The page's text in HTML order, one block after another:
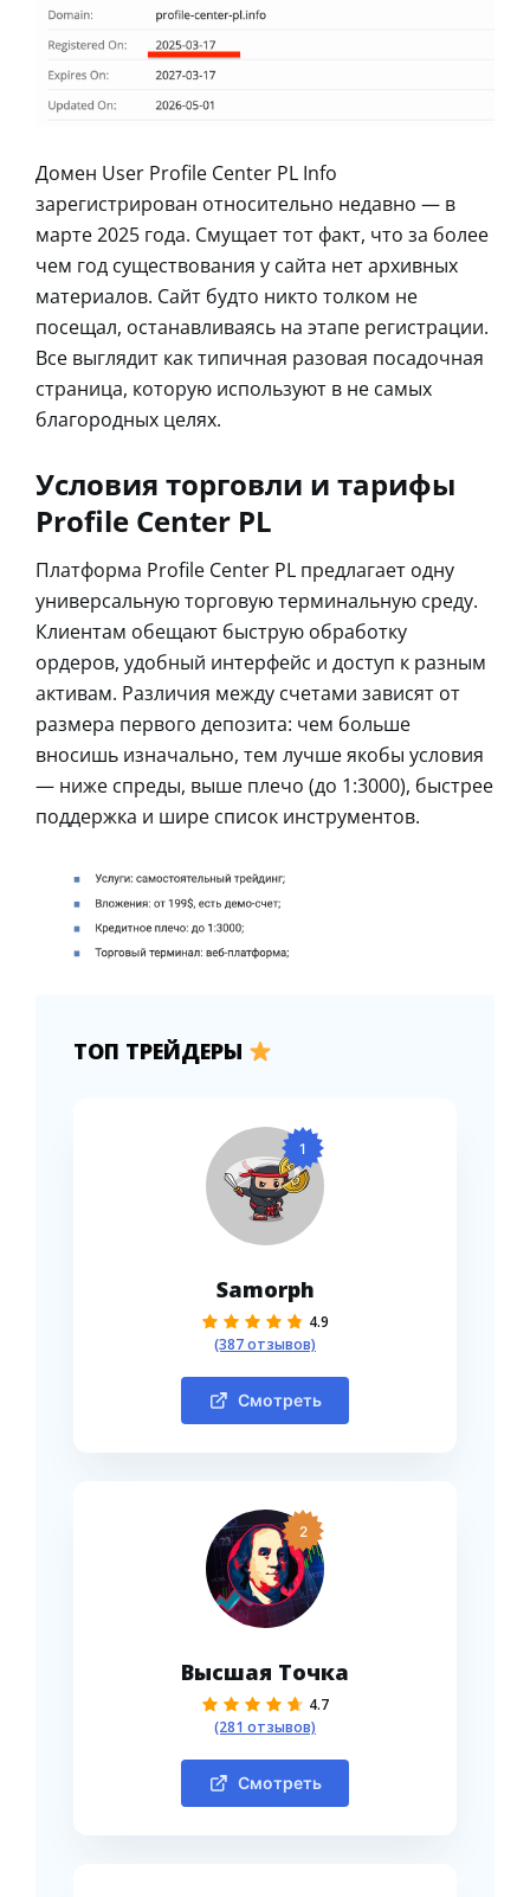
Домен User Profile Center PL Info
зарегистрирован относительно недавно — в
марте 2025 года. Смущает тот факт, что за более
чем год существования у сайта нет архивных
материалов. Сайт будто никто толком не
посещал, останавливаясь на этапе регистрации.
Все выглядит как типичная разовая посадочная
страница, которую используют в не самых
благородных целях.
Условия торговли и тарифы
Profile Center PL
Платформа Profile Center PL предлагает одну
универсальную торговую терминальную среду.
Клиентам обещают быструю обработку
ордеров, удобный интерфейс и доступ к разным
активам. Различия между счетами зависят от
размера первого депозита: чем больше
вносишь изначально, тем лучше якобы условия
— ниже спреды, выше плечо (до 1:3000), быстрее
поддержка и шире список инструментов.
ТОП ТРЕЙДЕРЫ
1
Samorph
4.9
(387 отзывов)
Смотреть
2
Высшая Точка
4.7
(281 отзывов)
Смотреть